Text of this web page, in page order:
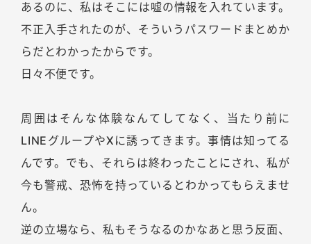
あるのに、私はそこには嘘の情報を入れています。
不正入手されたのが、そういうパスワードまとめか
らだとわかったからです。
日々不便です。
周囲はそんな体験なんてしてなく、当たり前に
LINEグループやXに誘ってきます。事情は知ってる
んです。でも、それらは終わったことにされ、私が
今も警戒、恐怖を持っているとわかってもらえませ
ん。
逆の立場なら、私もそうなるのかなあと思う反面、